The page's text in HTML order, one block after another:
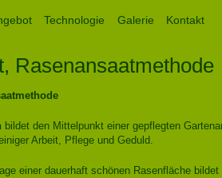
Technologie Galerie Kontakt
Rasenansaatmethode
bildet den Mittelpunkt einer gepflegten
Arbeit, Pflege und Geduld.
einer dauerhaft schönen Rasenfläche